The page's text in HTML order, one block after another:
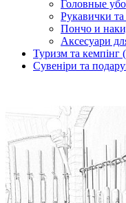
Головные
Рукавички
Пончо и
Аксесуари
Туризм та кемпінг
Сувеніри та